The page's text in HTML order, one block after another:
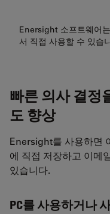
Enersight 소프트웨어
서 직접 사용할 수 있습
빠른 의사 결정
도 향상
Enersight를 사용하면
에 직접 저장하고 이메
있습니다.
PC를 사용하거나